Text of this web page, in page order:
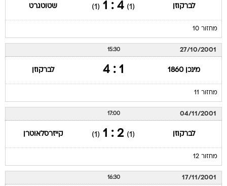
לברקוזן (1)
4 : 1
(1) שטוטגרט
מחזור 10
27/10/2001
15:30
מינכן 1860 1 : 4 לברקוזן
מחזור 11
04/11/2001
17:00
לברקוזן (1)
2 : 1
(1) קייזרסלאוטרן
מחזור 12
17/11/2001
16:30